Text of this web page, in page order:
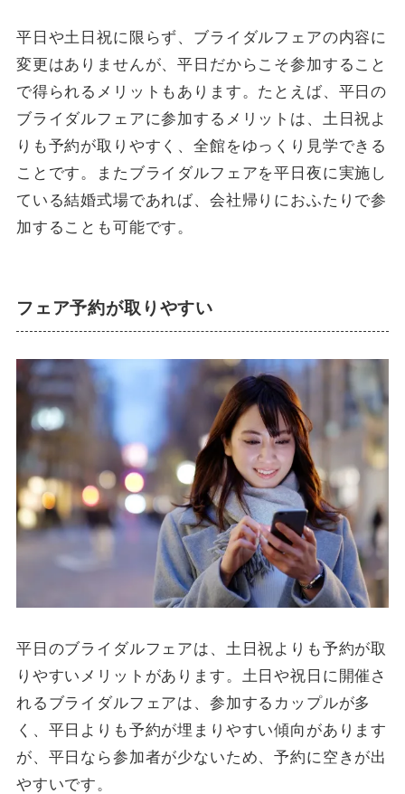
平日や土日祝に限らず、ブライダルフェアの内容に
変更はありませんが、平日だからこそ参加すること
で得られるメリットもあります。たとえば、平日の
ブライダルフェアに参加するメリットは、土日祝よ
りも予約が取りやすく、全館をゆっくり見学できる
ことです。またブライダルフェアを平日夜に実施し
ている結婚式場であれば、会社帰りにおふたりで参
加することも可能です。
フェア予約が取りやすい
平日のブライダルフェアは、土日祝よりも予約が取
りやすいメリットがあります。土日や祝日に開催さ
れるブライダルフェアは、参加するカップルが多
く、平日よりも予約が埋まりやすい傾向があります
が、平日なら参加者が少ないため、予約に空きが出
やすいです。